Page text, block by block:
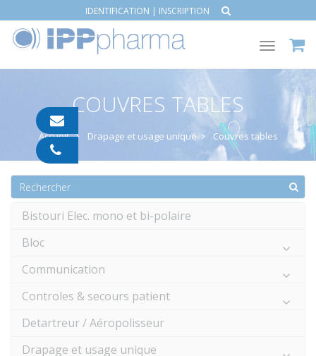
IDENTIFICATION | INSCRIPTION
Toggle
COUVRES TABLES
Accueil Drapage et usage unique Couvres tables
Bistouri Elec. mono et bi-polaire
Bloc
Communication
Controles & secours patient
Detartreur / Aéropolisseur
Drapage et usage unique
pharma.com
91
05